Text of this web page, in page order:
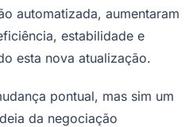
automatizada, aumentaram
estabilidade e
esta nova atualização.
pontual, mas sim um
da negociação